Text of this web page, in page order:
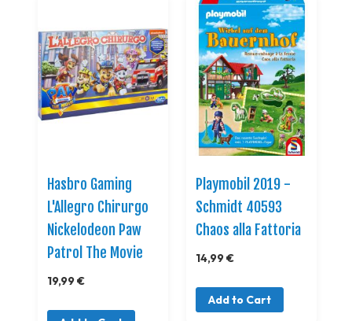
Hasbro Gaming
L'Allegro Chirurgo
Nickelodeon Paw
Patrol The Movie
19,99 €
Playmobil 2019 -
Schmidt 40593
Chaos alla Fattoria
14,99 €
Add to Cart